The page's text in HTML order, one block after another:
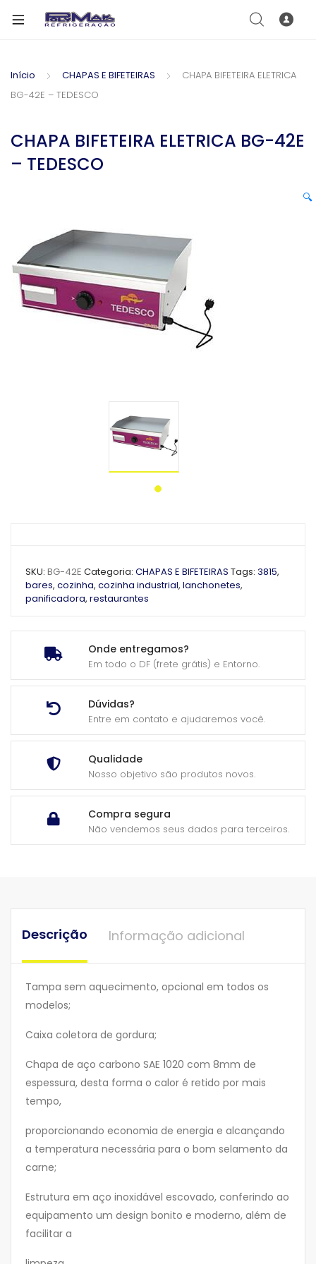
Início CHAPAS E BIFETEIRAS
CHAPA BIFETEIRA ELETRICA
BG-42E – TEDESCO
CHAPA BIFETEIRA ELETRICA BG-42E
– TEDESCO
🔍
Onde entregamos?
Em todo o DF (frete grátis) e Entorno.
Dúvidas?
Entre em contato e ajudaremos você.
Qualidade
Nosso objetivo são produtos novos.
Compra segura
Não vendemos seus dados para terceiros.
SKU: BG-42E Categoria: CHAPAS E BIFETEIRAS Tags: 3815,
bares, cozinha, cozinha industrial, lanchonetes,
panificadora, restaurantes
Descrição Informação adicional
Tampa sem aquecimento, opcional em todos os
modelos;
Caixa coletora de gordura;
Chapa de aço carbono SAE 1020 com 8mm de
espessura, desta forma o calor é retido por mais
tempo,
proporcionando economia de energia e alcançando
a temperatura necessária para o bom selamento da
carne;
Estrutura em aço inoxidável escovado, conferindo ao
equipamento um design bonito e moderno, além de
facilitar a